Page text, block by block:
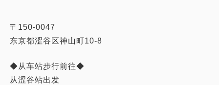
〒150-0047
东京都涩谷区神山町10-8
◆从车站步行前往◆
从涩谷站出发